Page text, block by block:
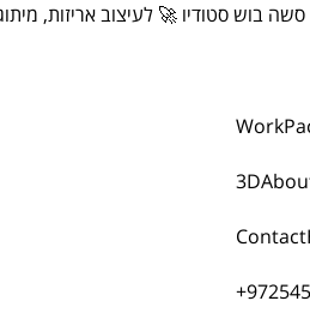
Work
3D
Contact